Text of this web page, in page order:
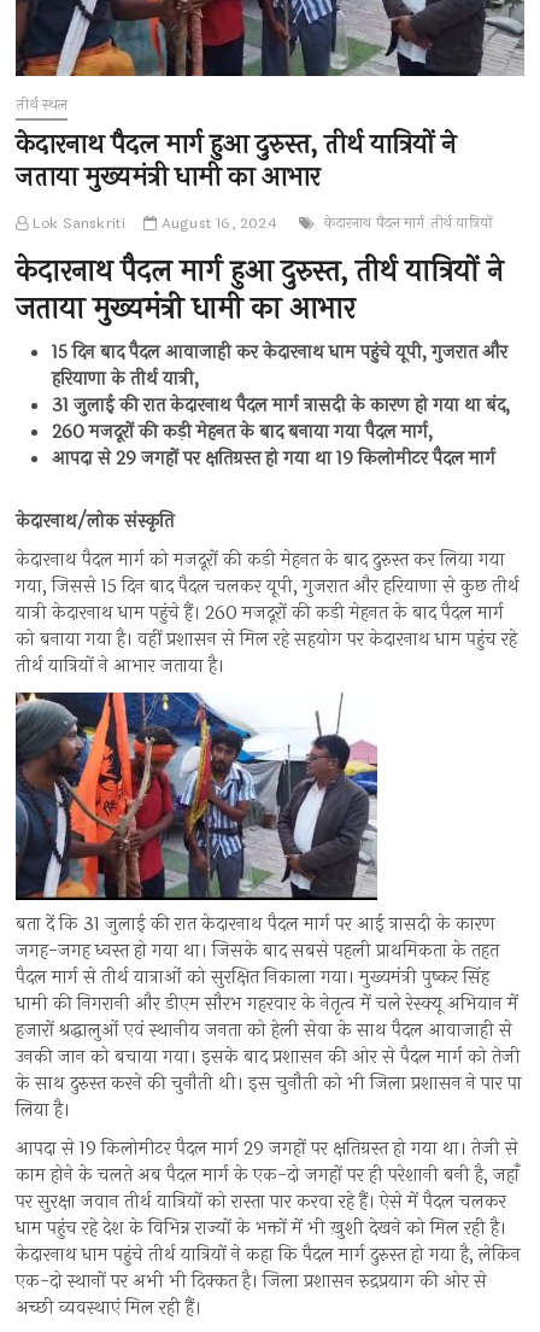
तीर्थ स्थल
केदारनाथ पैदल मार्ग हुआ दुरुस्त, तीर्थ यात्रियों ने
जताया मुख्यमंत्री धामी का आभार
Lok Sanskriti August 16, 2024 केदारनाथ पैदल मार्ग तीर्थ यात्रियों
केदारनाथ पैदल मार्ग हुआ दुरुस्त, तीर्थ यात्रियों ने
जताया मुख्यमंत्री धामी का आभार
15 दिन बाद पैदल आवाजाही कर केदारनाथ धाम पहुंचे यूपी, गुजरात और
हरियाणा के तीर्थ यात्री,
31 जुलाई की रात केदारनाथ पैदल मार्ग त्रासदी के कारण हो गया था बंद,
260 मजदूरों की कड़ी मेहनत के बाद बनाया गया पैदल मार्ग,
आपदा से 29 जगहों पर क्षतिग्रस्त हो गया था 19 किलोमीटर पैदल मार्ग
केदारनाथ/लोक संस्कृति
केदारनाथ पैदल मार्ग को मजदूरों की कड़ी मेहनत के बाद दुरुस्त कर लिया गया
गया, जिससे 15 दिन बाद पैदल चलकर यूपी, गुजरात और हरियाणा से कुछ तीर्थ
यात्री केदारनाथ धाम पहुंचे हैं। 260 मजदूरों की कड़ी मेहनत के बाद पैदल मार्ग
को बनाया गया है। वहीं प्रशासन से मिल रहे सहयोग पर केदारनाथ धाम पहुंच रहे
तीर्थ यात्रियों ने आभार जताया है।
बता दें कि 31 जुलाई की रात केदारनाथ पैदल मार्ग पर आई त्रासदी के कारण
जगह-जगह ध्वस्त हो गया था। जिसके बाद सबसे पहली प्राथमिकता के तहत
पैदल मार्ग से तीर्थ यात्राओं को सुरक्षित निकाला गया। मुख्यमंत्री पुष्कर सिंह
धामी की निगरानी और डीएम सौरभ गहरवार के नेतृत्व में चले रेस्क्यू अभियान में
हजारों श्रद्धालुओं एवं स्थानीय जनता को हेली सेवा के साथ पैदल आवाजाही से
उनकी जान को बचाया गया। इसके बाद प्रशासन की ओर से पैदल मार्ग को तेजी
के साथ दुरुस्त करने की चुनौती थी। इस चुनौती को भी जिला प्रशासन ने पार पा
लिया है।
आपदा से 19 किलोमीटर पैदल मार्ग 29 जगहों पर क्षतिग्रस्त हो गया था। तेजी से
काम होने के चलते अब पैदल मार्ग के एक-दो जगहों पर ही परेशानी बनी है, जहाँ
पर सुरक्षा जवान तीर्थ यात्रियों को रास्ता पार करवा रहे हैं। ऐसे में पैदल चलकर
धाम पहुंच रहे देश के विभिन्न राज्यों के भक्तों में भी ख़ुशी देखने को मिल रही है।
केदारनाथ धाम पहुंचे तीर्थ यात्रियों ने कहा कि पैदल मार्ग दुरुस्त हो गया है, लेकिन
एक-दो स्थानों पर अभी भी दिक्कत है। जिला प्रशासन रुद्रप्रयाग की ओर से
अच्छी व्यवस्थाएं मिल रही हैं।